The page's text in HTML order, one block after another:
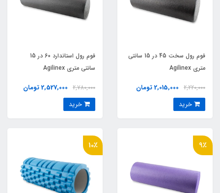
فوم رول سخت 45 در 15 سانتي
متري Agilinex
2,220,000 2,015,000 تومان
فوم رول استاندارد 60 در 15
سانتي متري Agilinex
2,780,000 2,527,000 تومان
9٪ 10٪